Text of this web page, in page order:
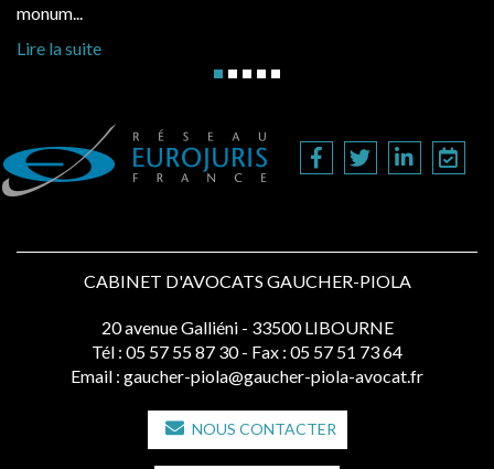
CABINET D'AVOCATS GAUCHER-PIOLA
20 avenue Galliéni - 33500 LIBOURNE
Tél : 05 57 55 87 30 - Fax : 05 57 51 73 64
Email : gaucher-piola@gaucher-piola-avocat.fr
NOUS CONTACTER